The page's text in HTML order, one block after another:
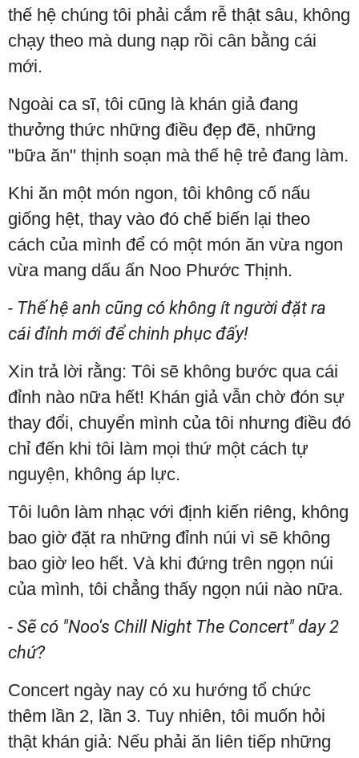
thế hệ chúng tôi phải cắm rễ thật sâu, không
chạy theo mà dung nạp rồi cân bằng cái
mới.
Ngoài ca sĩ, tôi cũng là khán giả đang
thưởng thức những điều đẹp đẽ, những
"bữa ăn" thịnh soạn mà thế hệ trẻ đang làm.
Khi ăn một món ngon, tôi không cố nấu
giống hệt, thay vào đó chế biến lại theo
cách của mình để có một món ăn vừa ngon
vừa mang dấu ấn Noo Phước Thịnh.
- Thế hệ anh cũng có không ít người đặt ra
cái đỉnh mới để chinh phục đấy!
Xin trả lời rằng: Tôi sẽ không bước qua cái
đỉnh nào nữa hết! Khán giả vẫn chờ đón sự
thay đổi, chuyển mình của tôi nhưng điều đó
chỉ đến khi tôi làm mọi thứ một cách tự
nguyện, không áp lực.
Tôi luôn làm nhạc với định kiến riêng, không
bao giờ đặt ra những đỉnh núi vì sẽ không
bao giờ leo hết. Và khi đứng trên ngọn núi
của mình, tôi chẳng thấy ngọn núi nào nữa.
- Sẽ có "Noo's Chill Night The Concert" day 2
chứ?
Concert ngày nay có xu hướng tổ chức
thêm lần 2, lần 3. Tuy nhiên, tôi muốn hỏi
thật khán giả: Nếu phải ăn liên tiếp những